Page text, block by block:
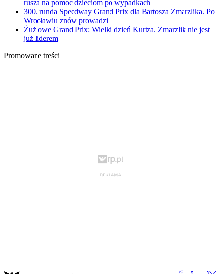
rusza na pomoc dzieciom po wypadkach
300. runda Speedway Grand Prix dla Bartosza Zmarzlika. Po
Wrocławiu znów prowadzi
Żużlowe Grand Prix: Wielki dzień Kurtza. Zmarzlik nie jest
już liderem
Promowane treści